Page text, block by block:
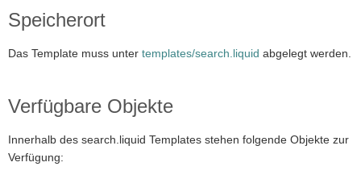
Speicherort
Das Template muss unter templates/search.liquid abgelegt werden.
Verfügbare Objekte
Innerhalb des search.liquid Templates stehen folgende Objekte zur
Verfügung: